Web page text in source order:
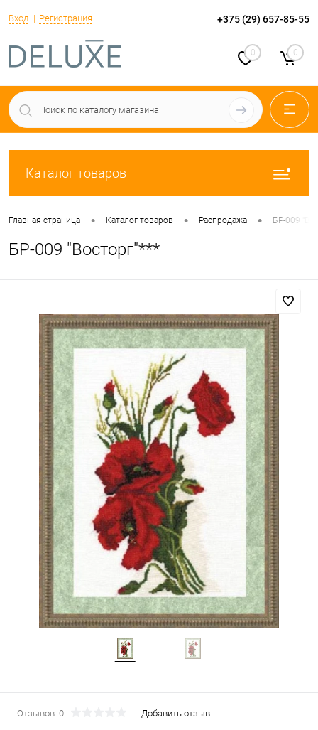
Вход Регистрация +375 (29) 657-85-55
0 0
Каталог товаров
Главная страница • Каталог товаров • Распродажа • БР-009
БР-009 "Восторг"***
Отзывов: 0 Добавить отзыв